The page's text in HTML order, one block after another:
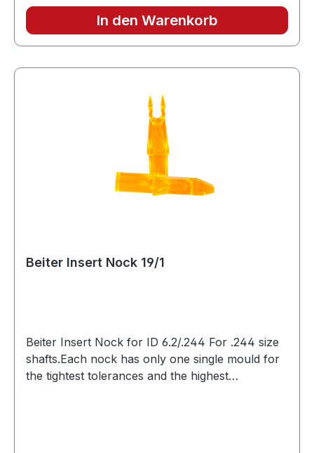
.165 inner diameter shaftsMaterialPlastic
In den Warenkorb
Beiter Insert Nock 19/1
Beiter Insert Nock for ID 6.2/.244 For .244 size
shafts.Each nock has only one single mould for
the tightest tolerances and the highest